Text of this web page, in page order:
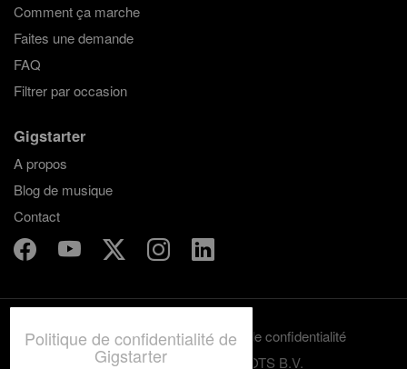
Comment ça marche
Faites une demande
FAQ
Filtrer par occasion
Gigstarter
A propos
Blog de musique
Contact
Termes et conditions
Politique de confidentialité
© 2012-2026 GRASSROOTS B.V.
Politique de confidentialité de
Gigstarter